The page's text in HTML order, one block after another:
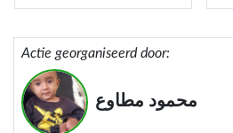
Actie georganiseerd door:
محمود مطاوع